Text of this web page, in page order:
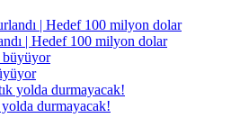
| Hedef 100 milyon dolar
yolda durmayacak!